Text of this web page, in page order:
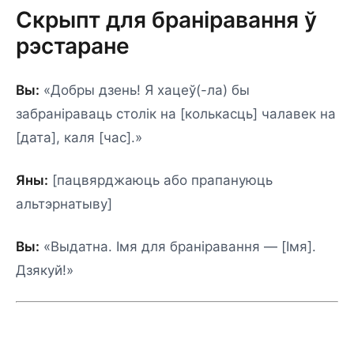
Скрыпт для браніравання ў
рэстаране
Вы: «Добры дзень! Я хацеў(-ла) бы
забраніраваць столік на [колькасць] чалавек на
[дата], каля [час].»
Яны: [пацвярджаюць або прапануюць
альтэрнатыву]
Вы: «Выдатна. Імя для браніравання — [Імя].
Дзякуй!»